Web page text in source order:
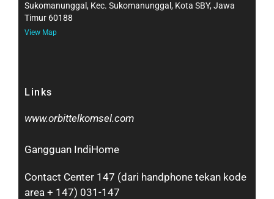
Sukomanunggal, Kec. Sukomanunggal, Kota SBY, Jawa
Timur 60188
View Map
Links
www.orbittelkomsel.com
Gangguan IndiHome
Contact Center 147 (dari handphone tekan kode
area + 147) 031-147